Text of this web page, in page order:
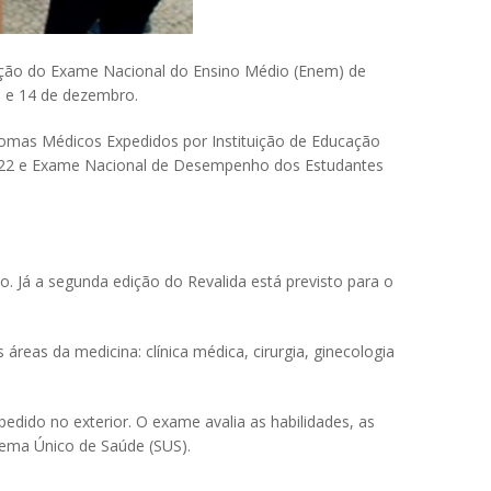
do Exame Nacional do Ensino Médio (Enem) de
14 de dezembro.
Médicos Expedidos por Instituição de Educação
e Exame Nacional de Desempenho dos Estudantes
Já a segunda edição do Revalida está previsto para o
da medicina: clínica médica, cirurgia, ginecologia
no exterior. O exame avalia as habilidades, as
Único de Saúde (SUS).